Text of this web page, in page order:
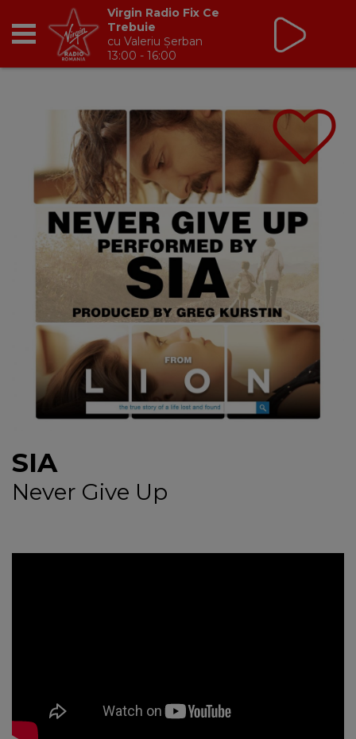
BREAKFAST
TIC TALK
CÂȘTIGĂ
HOT 30
DANCEFLOOR CHART
RADIO ACADEMY
NEWS
CONTUL MEU
Virgin Radio Fix Ce
Trebuie
cu Valeriu Șerban
13:00 - 16:00
SIA
Never Give Up